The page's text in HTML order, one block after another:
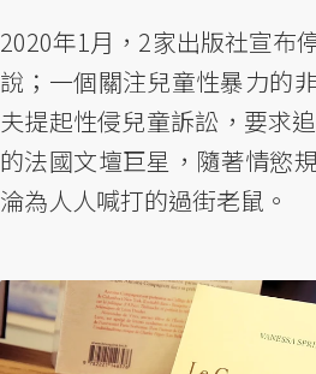
2020年1月，2家出版社宣布
說；一個關注兒童性暴力的
夫提起性侵兒童訴訟，要求
的法國文壇巨星，隨著情慾
淪為人人喊打的過街老鼠。